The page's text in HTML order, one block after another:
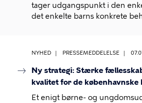
tager udgangspunkt i den
det enkelte barns konkrete
NYHED PRESSEMEDDELELSE
Ny strategi: Stærke
kvalitet for de københavnske
Et enigt børne- og